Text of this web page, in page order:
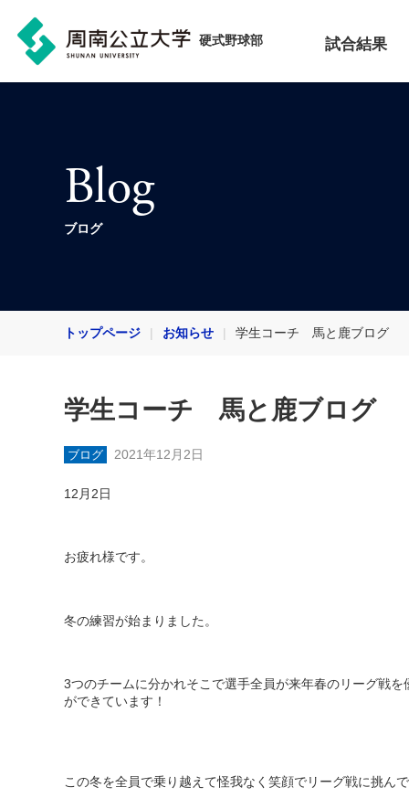
硬式野球部 試合結果
Blog
ブログ
トップページ お知らせ 学生コーチ 馬と鹿ブログ
学生コーチ 馬と鹿ブログ
ブログ 2021年12月2日
12 月 2日
お疲れ様です。
冬の練習が始まりました。
3つのチームに分かれそこで選手全員が来年春のリーグ戦
ができています！
この冬を全員で乗り越えて怪我なく笑顔でリーグ戦に挑ん